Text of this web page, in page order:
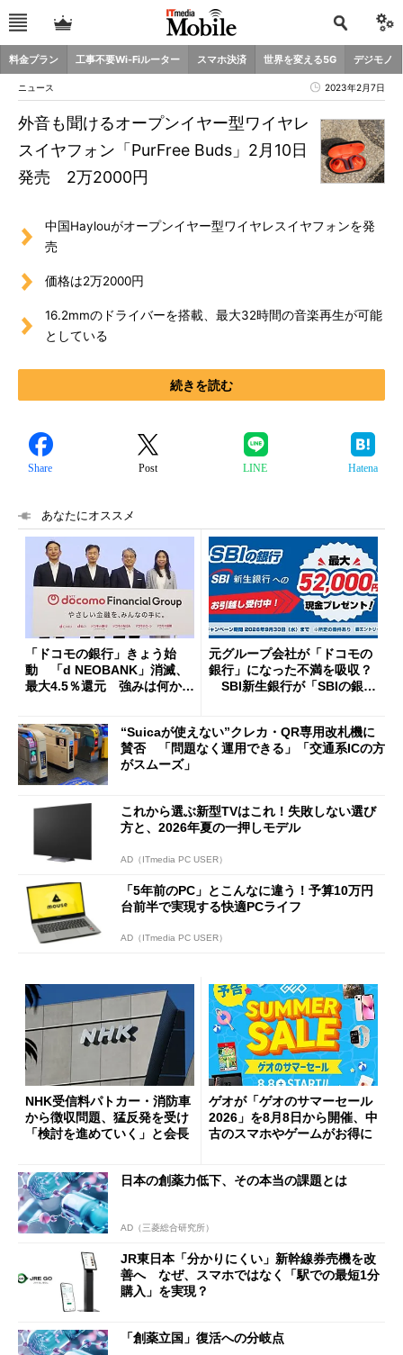
料金プラン 工事不要Wi-Fiルーター スマホ決済 世界を変える5G デジモノ
ニュース 2023年2月7日
外音も聞けるオープンイヤー型ワイヤレ
スイヤフォン「PurFree Buds」2月10日
発売 2万2000円
中国Haylouがオープンイヤー型ワイヤレスイヤフォンを発
売
価格は2万2000円
16.2mmのドライバーを搭載、最大32時間の音楽再生が可能
としている
続きを読む
Share Post LINE Hatena
あなたにオススメ
「ドコモの銀行」きょう始
動 「d NEOBANK」消滅、
最大4.5％還元 強みは何か解
元グループ会社が「ドコモの
銀行」になった不満を吸収？
SBI新生銀行が「SBIの銀
開催
“Suicaが使えない”クレカ・QR専用改札機に
賛否 「問題なく運用できる」「交通系ICの方
がスムーズ」
これから選ぶ新型TVはこれ！失敗しない選び
方と、2026年夏の一押しモデル
AD（ITmedia PC USER）
「5年前のPC」とこんなに違う！予算10万円
台前半で実現する快適PCライフ
AD（ITmedia PC USER）
NHK受信料パトカー・消防車
から徴収問題、猛反発を受け
「検討を進めていく」と会長
ゲオが「ゲオのサマーセール
2026」を8月8日から開催、中
古のスマホやゲームがお得に
日本の創薬力低下、その本当の課題とは
AD（三菱総合研究所）
JR東日本「分かりにくい」新幹線券売機を改
善へ なぜ、スマホではなく「駅での最短1分
購入」を実現？
「創薬立国」復活への分岐点